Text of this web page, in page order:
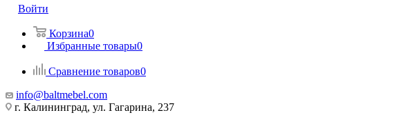
Войти
Корзина0
Избранные товары0
Сравнение товаров0
info@baltmebel.com
г. Калининград, ул. Гагарина, 237